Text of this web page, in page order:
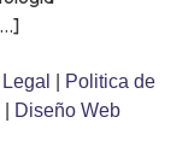
Politica de
Diseño Web